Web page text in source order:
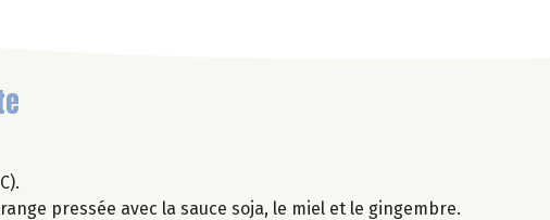
pressée avec la sauce soja, le miel et le gingembre.